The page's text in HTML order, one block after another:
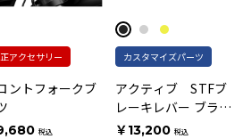
アクセサリー
ントフォークブ
税込
カスタマイズパーツ
アクティブ STFブ
レーキレバー ブラッ
ク
￥13,200 税込